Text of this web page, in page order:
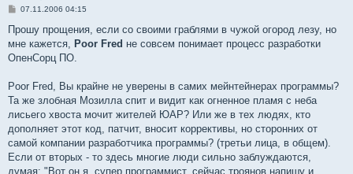
С
о
щ
е
е
07.11.2006 04:15
Прошу прощения, если со своими граблями в чужой огород лезу, но
мне кажется, Poor Fred не совсем понимает процесс разработки
ОпенСорц ПО.
Poor Fred, Вы крайне не уверены в самих мейнтейнерах программы?
Та же злобная Мозилла спит и видит как огненное пламя с неба
лисьего хвоста мочит жителей ЮАР? Или же в тех людях, кто
дополняет этот код, патчит, вносит коррективы, но сторонних от
самой компании разработчика программы? (третьи лица, в общем).
Если от вторых - то здесь многие люди сильно заблуждаются,
думая: "Вот он я, супер программист, сейчас троянов напишу и